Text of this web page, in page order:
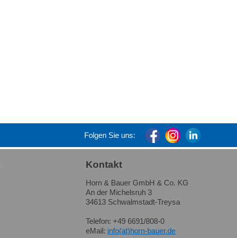
Folgen Sie uns:
Kontakt
Horn & Bauer GmbH & Co. KG
An der Michelsruh 3
34613 Schwalmstadt-Treysa
Telefon: +49 6691/808-0
eMail: info(at)horn-bauer.de